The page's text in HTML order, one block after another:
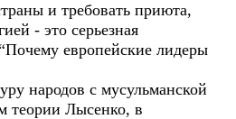
и требовать приюта,
- это серьезная
европейские лидеры
народов с мусульманской
теории Лысенко, в